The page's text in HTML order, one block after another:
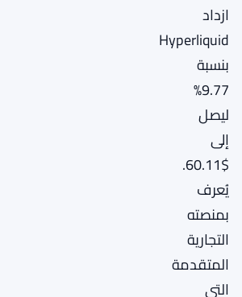
ازداد
Hyperliquid
بنسبة
9.77%
ليصل
إلى
$60.11.
يُعرف
بمنصته
التجارية
المتقدمة
التي